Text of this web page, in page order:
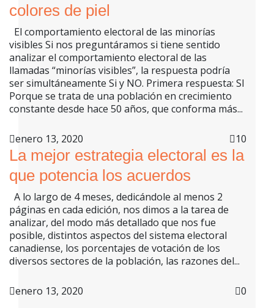
colores de piel
El comportamiento electoral de las minorías
visibles Si nos preguntáramos si tiene sentido
analizar el comportamiento electoral de las
llamadas “minorías visibles”, la respuesta podría
ser simultáneamente Si y NO. Primera respuesta: SI
Porque se trata de una población en crecimiento
constante desde hace 50 años, que conforma más...
enero 13, 2020 10
La mejor estrategia electoral es la
que potencia los acuerdos
A lo largo de 4 meses, dedicándole al menos 2
páginas en cada edición, nos dimos a la tarea de
analizar, del modo más detallado que nos fue
posible, distintos aspectos del sistema electoral
canadiense, los porcentajes de votación de los
diversos sectores de la población, las razones del...
enero 13, 2020 0